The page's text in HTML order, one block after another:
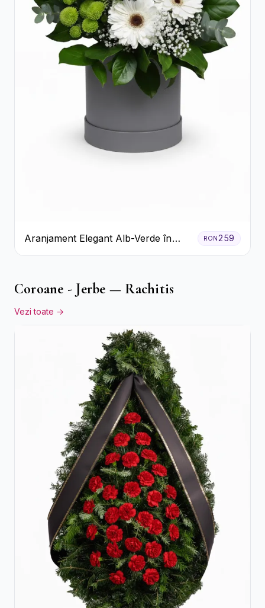
Aranjament Elegant Alb-Verde în
Cutie Gri
RON259
Coroane - Jerbe — Rachitis
Vezi toate →